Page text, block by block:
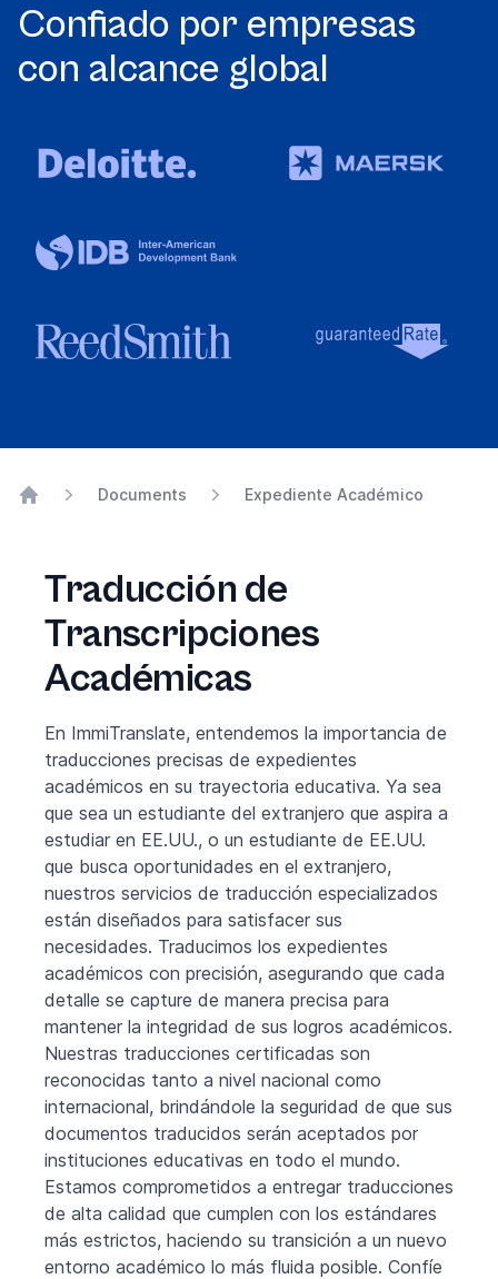
Confiado por empresas
con alcance global
Documents Expediente Académico
Traducción de
Transcripciones
Académicas
En ImmiTranslate, entendemos la importancia de
traducciones precisas de expedientes
académicos en su trayectoria educativa. Ya sea
que sea un estudiante del extranjero que aspira a
estudiar en EE.UU., o un estudiante de EE.UU.
que busca oportunidades en el extranjero,
nuestros servicios de traducción especializados
están diseñados para satisfacer sus
necesidades. Traducimos los expedientes
académicos con precisión, asegurando que cada
detalle se capture de manera precisa para
mantener la integridad de sus logros académicos.
Nuestras traducciones certificadas son
reconocidas tanto a nivel nacional como
internacional, brindándole la seguridad de que sus
documentos traducidos serán aceptados por
instituciones educativas en todo el mundo.
Estamos comprometidos a entregar traducciones
de alta calidad que cumplen con los estándares
más estrictos, haciendo su transición a un nuevo
entorno académico lo más fluida posible. Confíe